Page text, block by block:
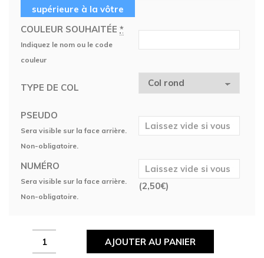
supérieure à la vôtre
COULEUR SOUHAITÉE *
Indiquez le nom ou le code
couleur
TYPE DE COL
PSEUDO
Sera visible sur la face arrière.
Non-obligatoire.
NUMÉRO
Sera visible sur la face arrière.
Non-obligatoire.
(2,50€)
Maillot
Team
AJOUTER AU PANIER